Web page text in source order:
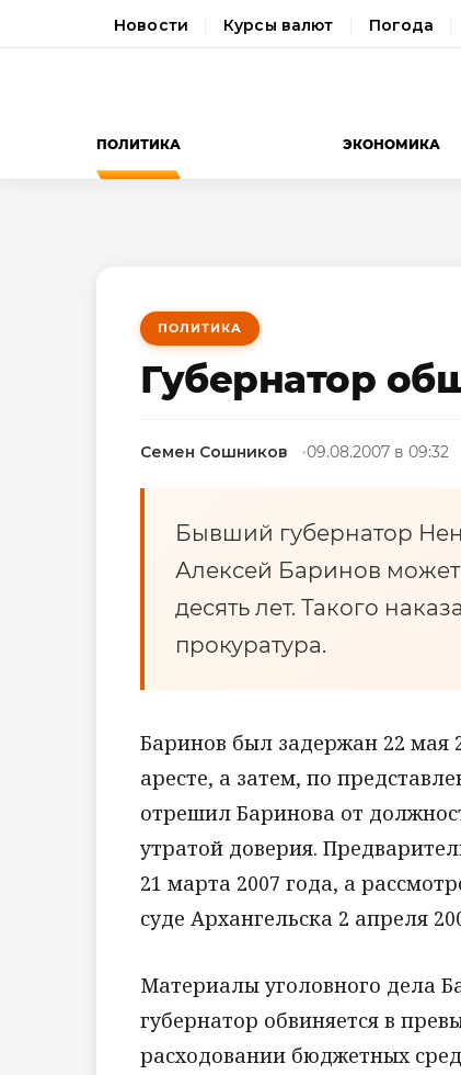
Новости Курсы валют Погода
ПОЛИТИКА ЭКОНОМИКА
ПОЛИТИКА
Губернатор
Семен Сошников 09.08.2007 в 09:32
Бывший губернатор
Алексей Баринов
десять лет. Такого
прокуратура.
Баринов был задержан 22 мая
аресте, а затем, по
отрешил Баринова от
утратой доверия.
21 марта 2007 года, а
суде Архангельска 2 апреля
Материалы уголовного дела
губернатор обвиняется в
расходовании бюджетных